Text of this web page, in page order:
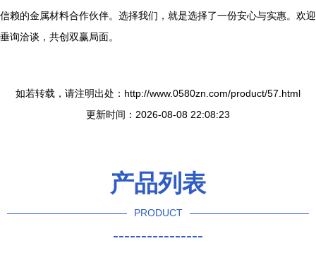
信赖的金属材料合作伙伴。选择我们，就是选择了一份安心与实惠。欢迎
垂询洽谈，共创双赢局面。
如若转载，请注明出处：http://www.0580zn.com/product/57.html
更新时间：2026-08-08 22:08:23
产品列表
PRODUCT
----------------